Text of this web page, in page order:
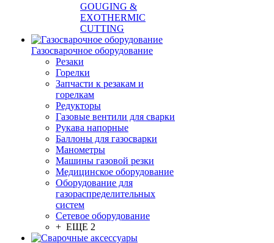
GOUGING &
EXOTHERMIC
CUTTING
Газосварочное оборудование
Резаки
Горелки
Запчасти к резакам и
горелкам
Редукторы
Газовые вентили для сварки
Рукава напорные
Баллоны для газосварки
Манометры
Машины газовой резки
Медицинское оборудование
Оборудование для
газораспределительных
систем
Сетевое оборудование
+ ЕЩЕ 2